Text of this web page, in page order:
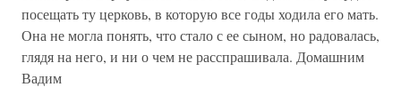
посещать ту церковь, в которую все годы ходила его мать.
Она не могла понять, что стало с ее сыном, но радовалась,
глядя на него, и ни о чем не расспрашивала. Домашним
Вадим